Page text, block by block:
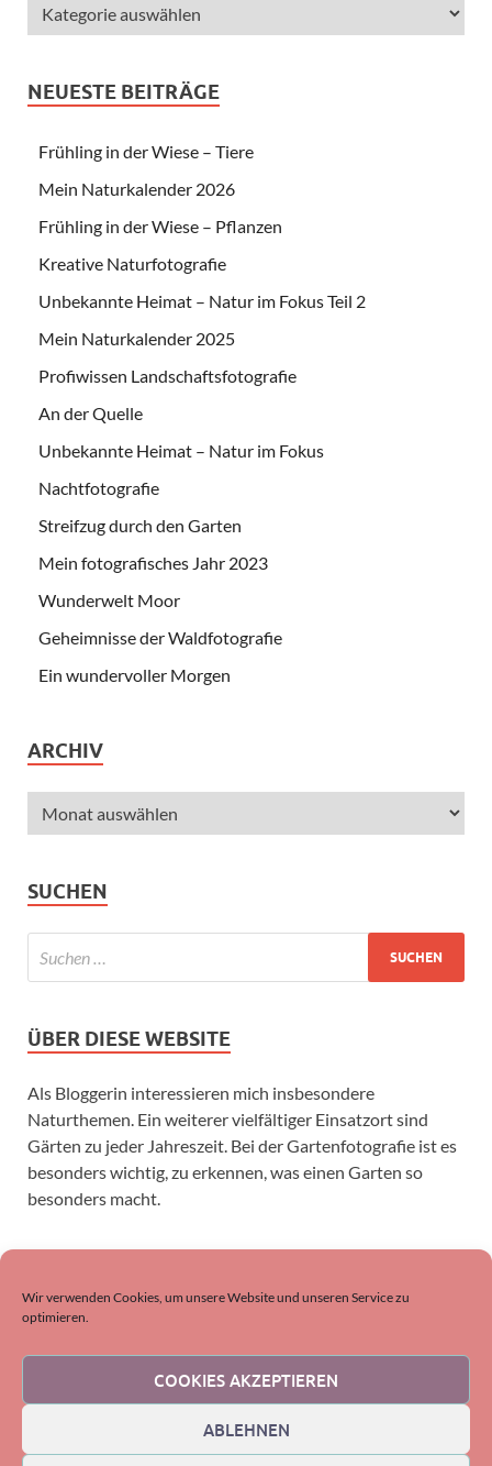
Wir verwenden Cookies, um unsere Website und unseren Service zu
optimieren.
COOKIES AKZEPTIEREN
ABLEHNEN
NEUESTE BEITRÄGE
Frühling in der Wiese – Tiere
Mein Naturkalender 2026
Frühling in der Wiese – Pflanzen
Kreative Naturfotografie
Unbekannte Heimat – Natur im Fokus Teil 2
Mein Naturkalender 2025
Profiwissen Landschaftsfotografie
An der Quelle
Unbekannte Heimat – Natur im Fokus
Nachtfotografie
Streifzug durch den Garten
Mein fotografisches Jahr 2023
Wunderwelt Moor
Geheimnisse der Waldfotografie
Ein wundervoller Morgen
ARCHIV
SUCHEN
ÜBER DIESE WEBSITE
Als Bloggerin interessieren mich insbesondere
Naturthemen. Ein weiterer vielfältiger Einsatzort sind
Gärten zu jeder Jahreszeit. Bei der Gartenfotografie ist es
besonders wichtig, zu erkennen, was einen Garten so
besonders macht.